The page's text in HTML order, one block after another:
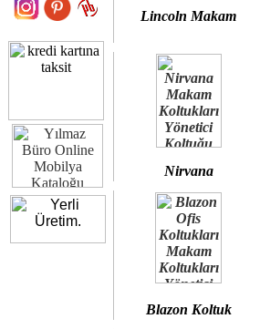
Lincoln Makam
Nirvana
Blazon Koltuk